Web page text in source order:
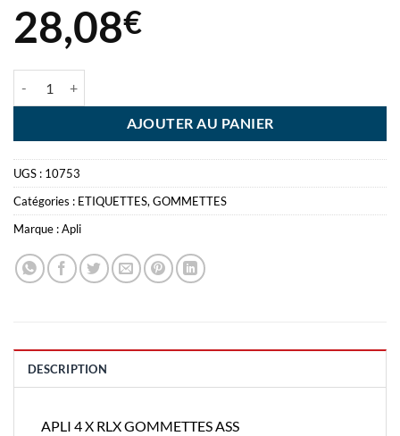
28,08€
AJOUTER AU PANIER
UGS : 10753
Catégories : ETIQUETTES,GOMMETTES
Marque :Apli
DESCRIPTION
APLI 4 X RLX GOMMETTES ASS